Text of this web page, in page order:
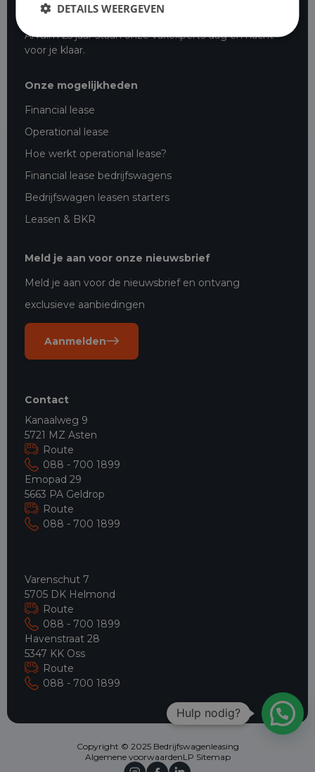
Al ruim 25 jaar staan onze vakexperts dag en nacht
voor je klaar.
Onze mogelijkheden
Financial lease
Operational lease
Hoe werkt operational lease?
Financial lease bedrijfswagens
Bedrijfswagen leasen starters
Leasen & BKR
Meld je aan voor onze nieuwsbrief
Meld je aan voor de nieuwsbrief en ontvang
exclusieve aanbiedingen
Aanmelden
Contact
Kanaalweg 9
5721 MZ Asten
Route
088 - 700 1899
Emopad 29
5663 PA Geldrop
Route
088 - 700 1899
Varenschut 7
5705 DK Helmond
Route
088 - 700 1899
Havenstraat 28
5347 KK Oss
Route
088 - 700 1899
Copyright © 2025 Bedrijfswagenleasing
Algemene voorwaardenLP Sitemap
Hulp nodig?
DETAILS WEERGEVEN